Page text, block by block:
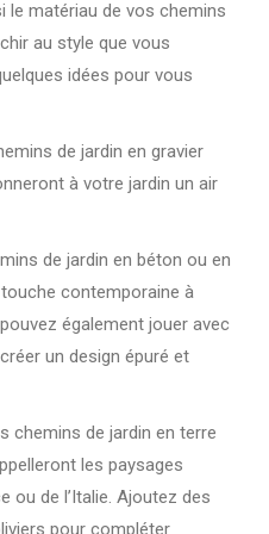
le matériau de vos chemins
au style que vous
idées pour vous
de jardin en gravier
à votre jardin un air
de jardin en béton ou en
contemporaine à
également jouer avec
un design épuré et
chemins de jardin en terre
les paysages
ou de l’Italie. Ajoutez des
pour compléter